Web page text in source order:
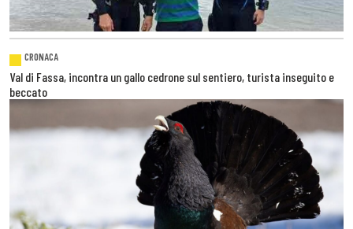
CRONACA
Val di Fassa, incontra un gallo cedrone sul sentiero, turista inseguito e
beccato